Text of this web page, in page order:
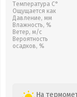
Температура С°
Ощущается как
Давление, мм
Влажность, %
Ветер, м/с
Вероятность
осадков, %
На